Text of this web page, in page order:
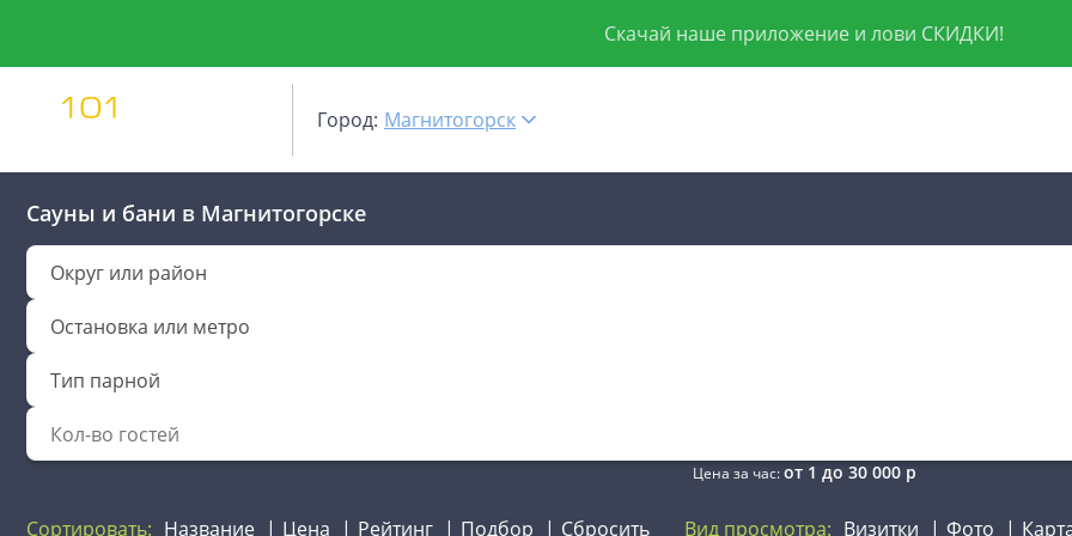
Скачай наше приложение и лови СКИДКИ!
Город: Магнитогорск
Сауны и бани в Магнитогорске
Округ или район
Остановка или метро
Тип парной
Цена за час:от 1 до 30 000р
Сортировать: Название Цена Рейтинг Подбор Сбросить Вид просмотра: Визитки Фото